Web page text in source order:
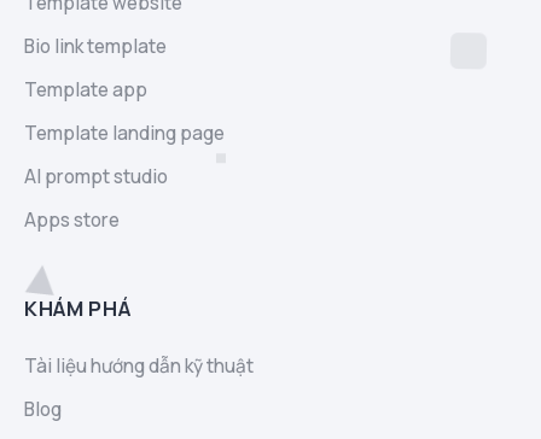
Bio link template
Template app
Template landing page
AI prompt studio
Apps store
KHÁM PHÁ
Tài liệu hướng dẫn kỹ thuật
Blog